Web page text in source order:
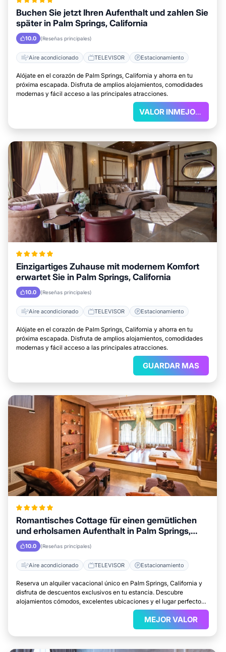
Buchen Sie jetzt Ihren Aufenthalt und zahlen Sie
später in Palm Springs, California
10.0 (Reseñas principales)
Aire acondicionado TELEVISOR Estacionamiento
Alójate en el corazón de Palm Springs, California y ahorra en tu
próxima escapada. Disfruta de amplios alojamientos, comodidades
modernas y fácil acceso a las principales atracciones.
VALOR INMEJORABLE
Einzigartiges Zuhause mit modernem Komfort
erwartet Sie in Palm Springs, California
10.0 (Reseñas principales)
Aire acondicionado TELEVISOR Estacionamiento
Alójate en el corazón de Palm Springs, California y ahorra en tu
próxima escapada. Disfruta de amplios alojamientos, comodidades
modernas y fácil acceso a las principales atracciones.
GUARDAR MAS
Romantisches Cottage für einen gemütlichen
und erholsamen Aufenthalt in Palm Springs,
California
10.0 (Reseñas principales)
Aire acondicionado TELEVISOR Estacionamiento
Reserva un alquiler vacacional único en Palm Springs, California y
disfruta de descuentos exclusivos en tu estancia. Descubre
alojamientos cómodos, excelentes ubicaciones y el lugar perfecto
MEJOR VALOR